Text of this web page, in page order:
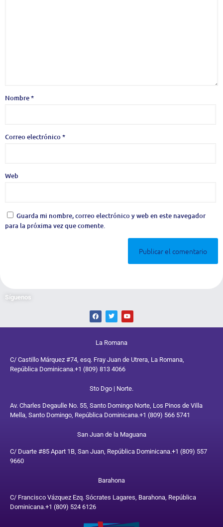
Nombre*
Correo electrónico*
Web
Guarda mi nombre, correo electrónico y web en este navegador
para la próxima vez que comente.
Síguenos
La Romana
C/ Castillo Márquez #74, esq. Fray Juan de Utrera, La Romana,
República Dominicana.+1 (809) 813 4066
Sto Dgo | Norte.
Av. Charles Degaulle No. 55, Santo Domingo Norte, Los Pinos de Villa
Mella, Santo Domingo, República Dominicana.+1 (809) 566 5741
San Juan de la Maguana
C/ Duarte #85 Apart 1B, San Juan, República Dominicana.+1 (809) 557
9660
Barahona
C/ Francisco Vázquez Ezq. Sócrates Lagares, Barahona, República
Dominicana.+1 (809) 524 6126